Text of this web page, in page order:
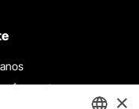
frecuentes
×